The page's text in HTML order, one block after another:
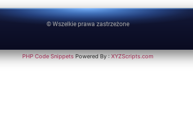
© Wszelkie prawa zastrzeżone
PHP Code SnippetsPowered By :XYZScripts.com